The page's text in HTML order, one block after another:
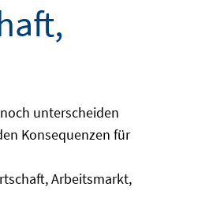
unterscheiden
Konsequenzen für
Arbeitsmarkt,